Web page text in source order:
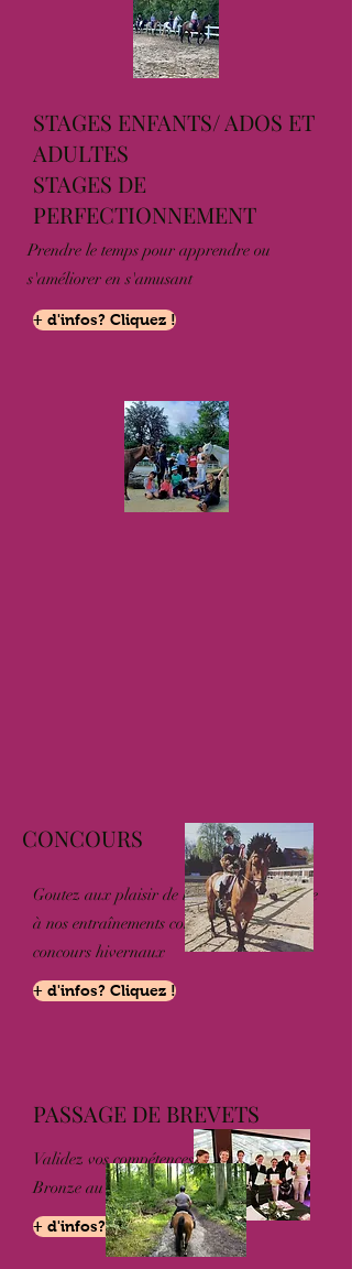
STAGES ENFANTS/ ADOS ET
ADULTES
STAGES DE
PERFECTIONNEMENT
Prendre le temps pour apprendre ou
s'améliorer en s'amusant
+ d'infos? Cliquez !
Goutez aux plaisir de la compétition grâce
à nos entraînements concours et aux
concours hivernaux
CONCOURS
+ d'infos? Cliquez !
PASSAGE DE BREVETS
Validez vos compétences de l'Etrier de
Bronze au 3' Degré
+ d'infos? Cliquez !